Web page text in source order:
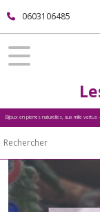
0603106485
Bijoux en pierres naturelles, aux mille
Fermer
FILTRES
produits
COLLECTION
Protection
Afficher
les